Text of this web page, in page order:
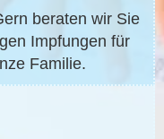
beraten wir Sie
Impfungen für
Familie.